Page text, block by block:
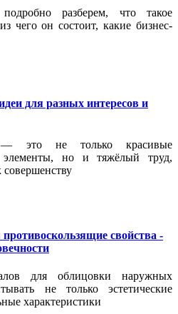
разберем, что такое
чего он состоит, какие бизнес-
для разных интересов и
— это не только красивые
но и тяжёлый труд,
свойства -
для облицовки наружных
не только эстетические
характеристики